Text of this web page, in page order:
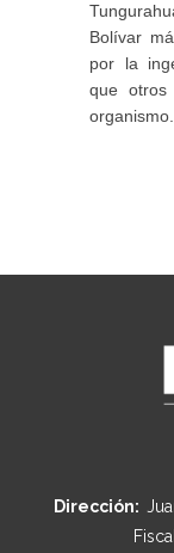
Bolívar
por la
que otros
organismo.
Dirección: